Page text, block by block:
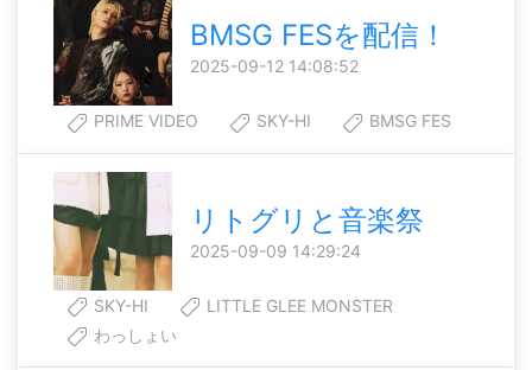
BMSG FESを配信！
2025-09-12 14:08:52
PRIME VIDEO SKY-HI BMSG FES
リトグリと音楽祭
2025-09-09 14:29:24
SKY-HI
LITTLE GLEE MONSTER
わっしょい